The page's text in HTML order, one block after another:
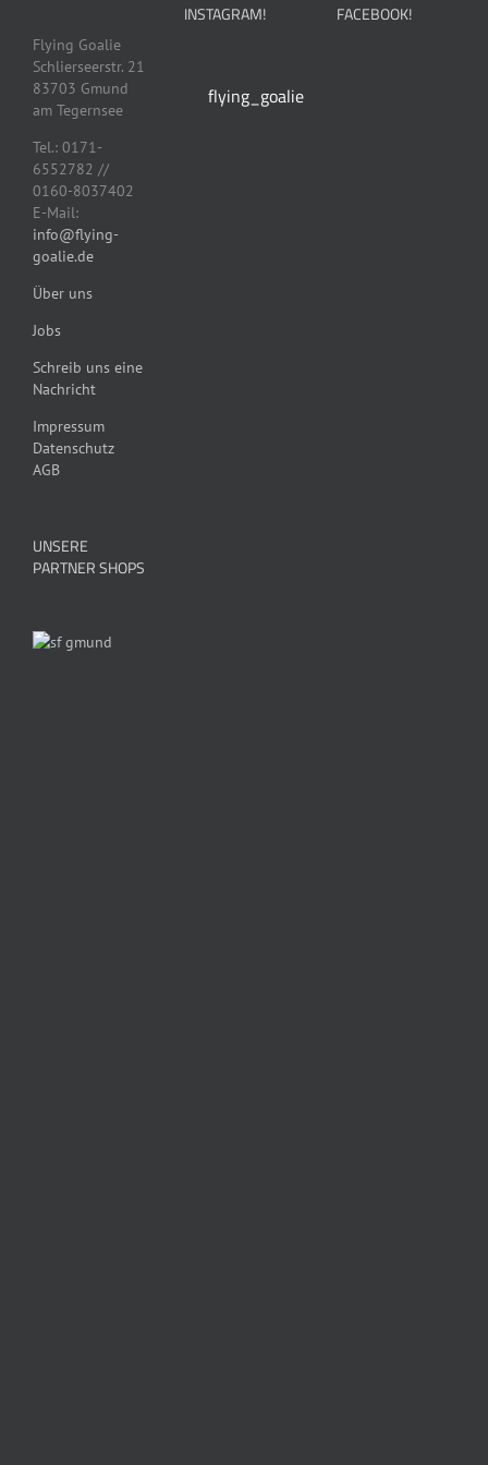
werden
Flying Goalie
Schlierseerstr. 21
83703 Gmund
am Tegernsee
Tel.: 0171-
6552782 //
0160-8037402
E-Mail:
info@flying-
goalie.de
Über uns
Jobs
Schreib uns eine
Nachricht
Impressum
Datenschutz
AGB
UNSERE
PARTNER SHOPS
INSTAGRAM!
flying_goalie
FACEBOOK!